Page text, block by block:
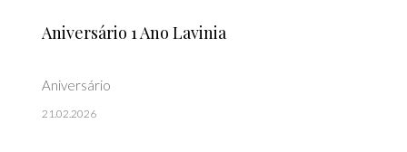
Aniversário 1 Ano Lavinia
Aniversário
21.02.2026